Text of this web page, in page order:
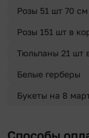
Розы 51 шт 70 см
Розы 151 шт в
Тюльпаны 21 шт
Белые герберы
Букеты на 8
Способы